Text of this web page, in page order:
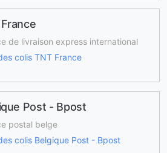
de livraison express international
colis TNT France
Post - Bpost
postal belge
colis Belgique Post - Bpost